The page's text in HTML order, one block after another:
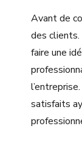
Avant de
des
faire une
satisfaits